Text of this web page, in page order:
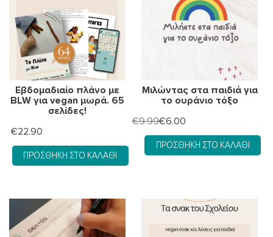
Εβδομαδιαίο πλάνο με
BLW για vegan μωρά. 65
σελίδες!
€22.90
ΠΡΟΣΘΉΚΗ ΣΤΟ ΚΑΛΆΘΙ
Μιλώντας στα παιδιά για
το ουράνιο τόξο
€9.99Original
price
was:
€6.00
Η
τρέχουσα
τιμή
ΠΡΟΣΘΉΚΗ ΣΤΟ ΚΑΛΆΘΙ